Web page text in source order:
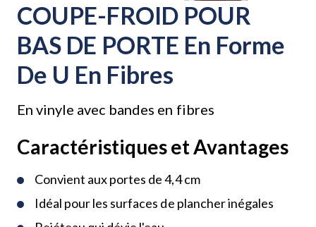
COUPE-FROID POUR
BAS DE PORTE En Forme
De U En Fibres
En vinyle avec bandes en fibres
Caractéristiques et Avantages
Convient aux portes de 4,4 cm
Idéal pour les surfaces de plancher inégales